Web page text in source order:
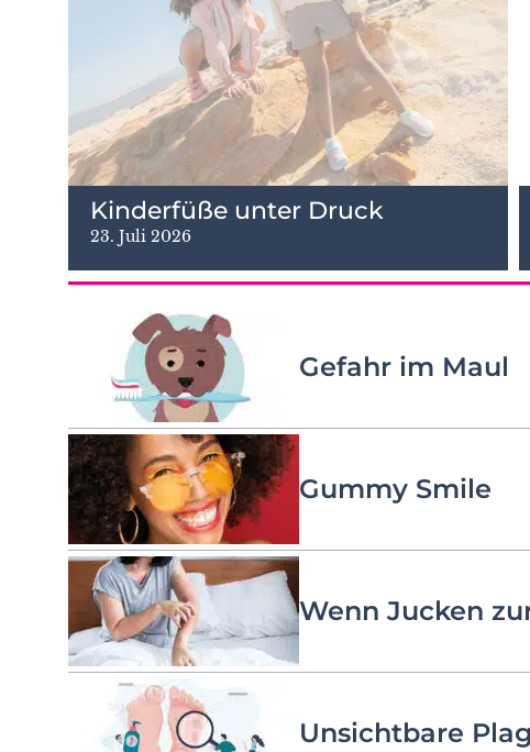
Kinderfüße unter Druck
23. Juli 2026
Gefahr im Maul
Gummy Smile
Wenn Jucken
Unsichtbare